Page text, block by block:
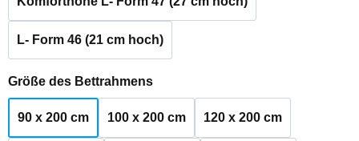
L- Form 46 (21 cm hoch)
Größe des Bettrahmensauswählen
90 x 200 cm 100 x 200 cm 120 x 200 cm